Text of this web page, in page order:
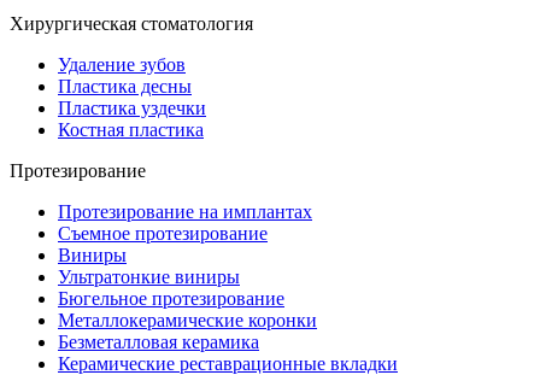
Хирургическая стоматология
Удаление зубов
Пластика десны
Пластика уздечки
Костная пластика
Протезирование
Протезирование на имплантах
Съемное протезирование
Виниры
Ультратонкие виниры
Бюгельное протезирование
Металлокерамические коронки
Безметалловая керамика
Керамические реставрационные вкладки